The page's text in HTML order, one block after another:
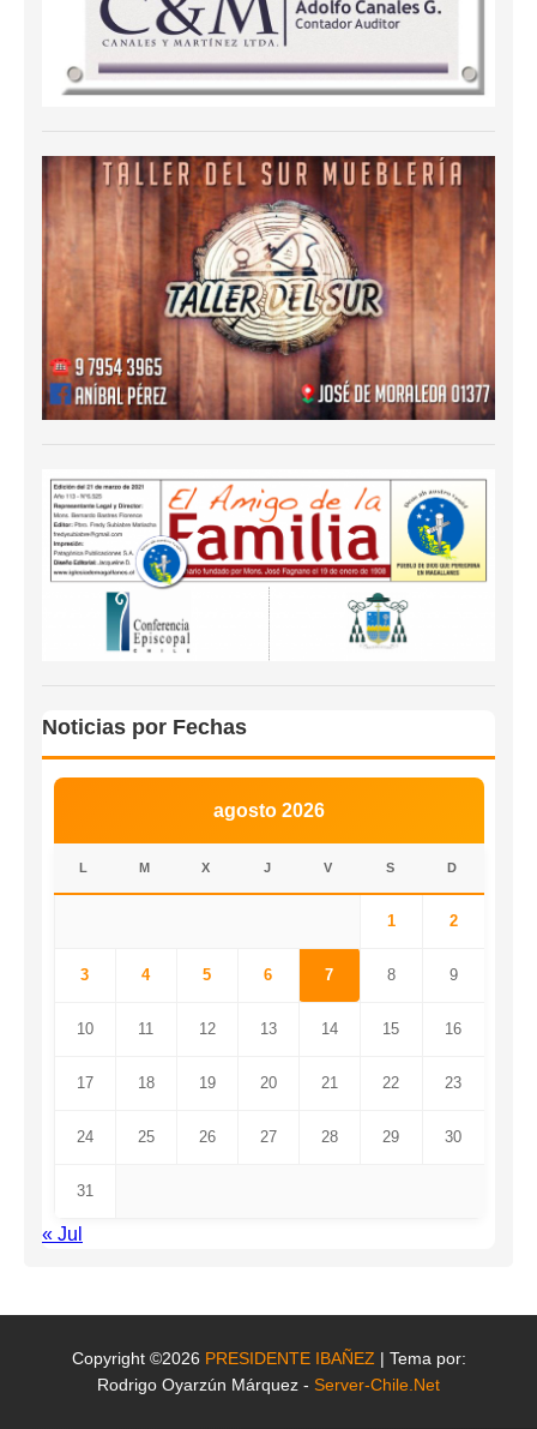
Noticias por Fechas
agosto 2026
L M X J V S D
1 2
3 4 5 6 7 8 9
10 11 12 13 14 15 16
17 18 19 20 21 22 23
24 25 26 27 28 29 30
31
« Jul
Copyright ©2026 PRESIDENTE IBAÑEZ | Tema por:
Rodrigo Oyarzún Márquez - Server-Chile.Net